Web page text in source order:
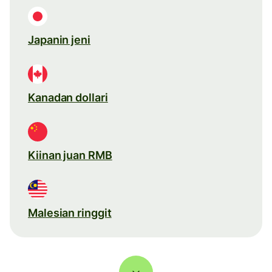
Japanin jeni
Kanadan dollari
Kiinan juan RMB
Malesian ringgit